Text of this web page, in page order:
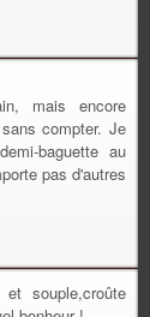
mais encore
compter. Je
baguette au
pas d'autres
souple,croûte